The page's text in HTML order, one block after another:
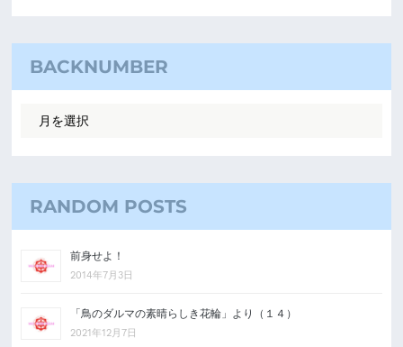
BACKNUMBER
RANDOM POSTS
前身せよ！
2014年7月3日
「鳥のダルマの素晴らしき花輪」より（１４）
2021年12月7日